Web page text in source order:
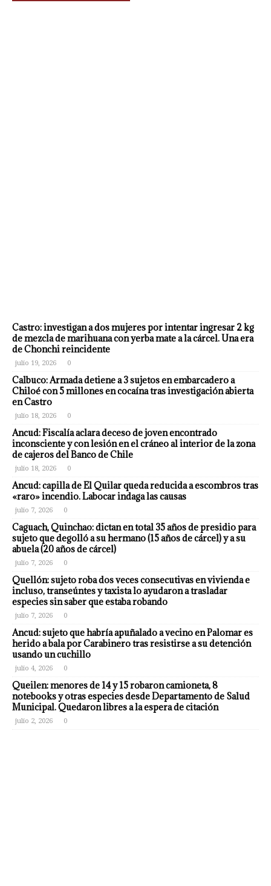
Castro: investigan a dos mujeres por intentar ingresar 2 kg
de mezcla de marihuana con yerba mate a la cárcel. Una era
de Chonchi reincidente
julio 19, 2026 0
Calbuco: Armada detiene a 3 sujetos en embarcadero a
Chiloé con 5 millones en cocaína tras investigación abierta
en Castro
julio 18, 2026 0
Ancud: Fiscalía aclara deceso de joven encontrado
inconsciente y con lesión en el cráneo al interior de la zona
de cajeros del Banco de Chile
julio 18, 2026 0
Ancud: capilla de El Quilar queda reducida a escombros tras
«raro» incendio. Labocar indaga las causas
julio 7, 2026 0
Caguach, Quinchao: dictan en total 35 años de presidio para
sujeto que degolló a su hermano (15 años de cárcel) y a su
abuela (20 años de cárcel)
julio 7, 2026 0
Quellón: sujeto roba dos veces consecutivas en vivienda e
incluso, transeúntes y taxista lo ayudaron a trasladar
especies sin saber que estaba robando
julio 7, 2026 0
Ancud: sujeto que habría apuñalado a vecino en Palomar es
herido a bala por Carabinero tras resistirse a su detención
usando un cuchillo
julio 4, 2026 0
Queilen: menores de 14 y 15 robaron camioneta, 8
notebooks y otras especies desde Departamento de Salud
Municipal. Quedaron libres a la espera de citación
julio 2, 2026 0